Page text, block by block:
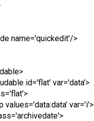
name='quickedit'/>
id='flat' var='data'>
values='data:data' var='i'>